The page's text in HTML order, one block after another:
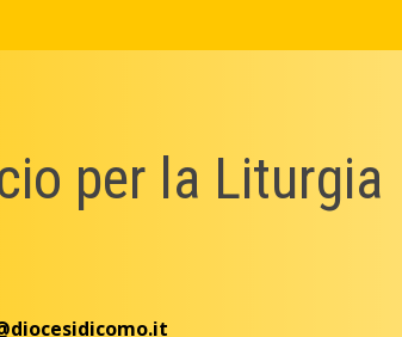
per la Liturgia